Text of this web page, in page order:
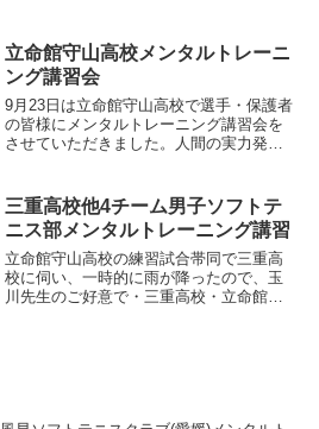
しでも力になれるように、応援していき
ます！！チーム向けメ...
立命館守山高校メンタルトレーニ
ング講習会
9月23日は立命館守山高校で選手・保護者
の皆様にメンタルトレーニング講習会を
させていただきました。人間の実力発揮
どもも楽しく学びました。少しでも力に
なれるように応援して...
三重高校他4チーム男子ソフトテ
ニス部メンタルトレーニング講習
立命館守山高校の練習試合帯同で三重高
校に伺い、一時的に雨が降ったので、玉
川先生のご好意で・三重高校・立命館守